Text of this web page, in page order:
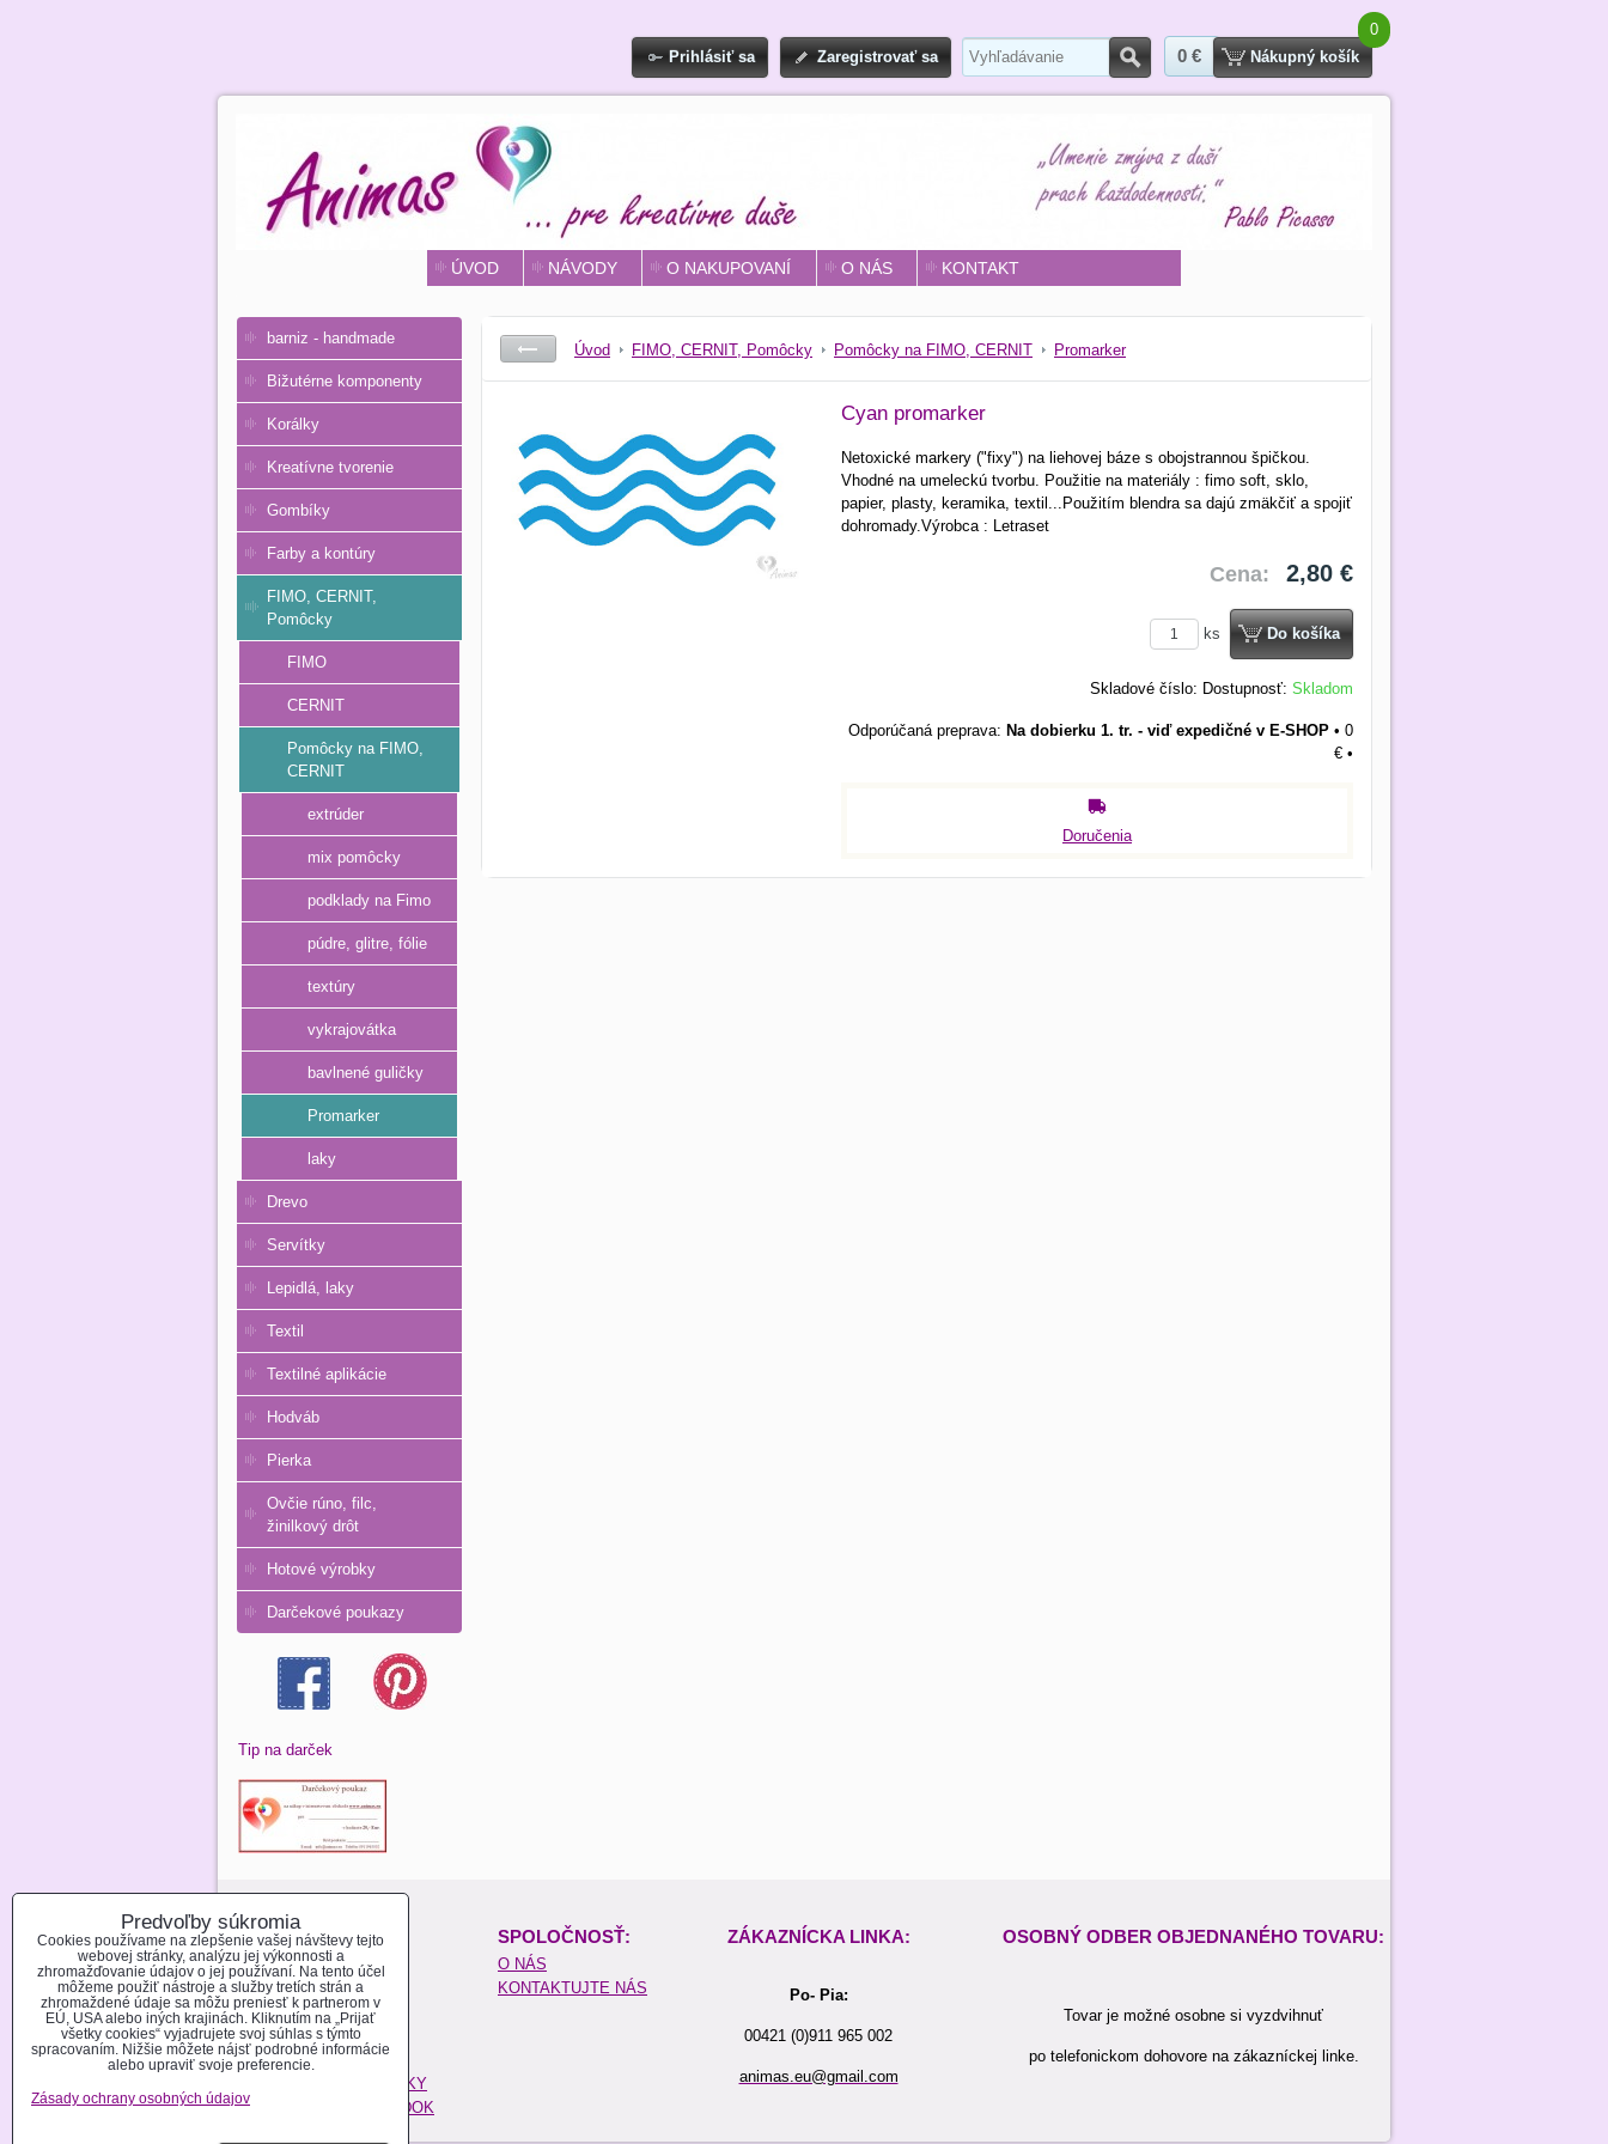
Prihlásiť sa Zaregistrovať sa Hľadať
0 €
0
Nákupný košík
ÚVOD NÁVODY O NAKUPOVANÍ O NÁS KONTAKT
Úvod FIMO, CERNIT, Pomôcky Pomôcky na FIMO, CERNIT Promarker
Cyan promarker
Netoxické markery ("fixy") na liehovej báze s obojstrannou špičkou.
Vhodné na umeleckú tvorbu. Použitie na materiály : fimo soft, sklo,
papier, plasty, keramika, textil...Použitím blendra sa dajú zmäkčiť a spojiť
dohromady.Výrobca : Letraset
Cena: 2,80 €
ks Do košíka
Skladové číslo: Dostupnosť: Skladom
Na dobierku 1. tr. - viď expedičné v E-SHOP • 0
€ •
Doručenia
barniz - handmade
Bižutérne komponenty
Korálky
Kreatívne tvorenie
Gombíky
Farby a kontúry
FIMO, CERNIT,
Pomôcky
FIMO
CERNIT
Pomôcky na FIMO,
CERNIT
extrúder
mix pomôcky
podklady na Fimo
púdre, glitre, fólie
textúry
vykrajovátka
bavlnené guličky
Promarker
laky
Drevo
Servítky
Lepidlá, laky
Textil
Textilné aplikácie
Hodváb
Pierka
Ovčie rúno, filc,
žinilkový drôt
Hotové výrobky
Darčekové poukazy
Tip na darček
O NAKUPOVANÍ: SPOLOČNOSŤ: ZÁKAZNÍCKA LINKA: OSOBNÝ ODBER OBJEDNANÉHO TOVARU:
REGISTROVAŤ SA
AKO NAKUPOVAŤ
MOŽNOSTI PLATBY
MOŽNOSTI DOPRAVY
POŠTOVÉ NÁKLADY
OBCHODNÉ PODMIENKY
REKLAMAČNÝ PORIADOK
O NÁS
KONTAKTUJTE NÁS
Po- Pia:
00421 (0)911 965 002
animas.eu@gmail.com
Tovar je možné osobne si vyzdvihnuť
po telefonickom dohovore na zákazníckej linke.
Predvoľby súkromia
Cookies používame na zlepšenie vašej návštevy tejto
webovej stránky, analýzu jej výkonnosti a
zhromažďovanie údajov o jej používaní. Na tento účel
môžeme použiť nástroje a služby tretích strán a
zhromaždené údaje sa môžu preniesť k partnerom v
EÚ, USA alebo iných krajinách. Kliknutím na „Prijať
všetky cookies“ vyjadrujete svoj súhlas s týmto
spracovaním. Nižšie môžete nájsť podrobné informácie
alebo upraviť svoje preferencie.
Zásady ochrany osobných údajov